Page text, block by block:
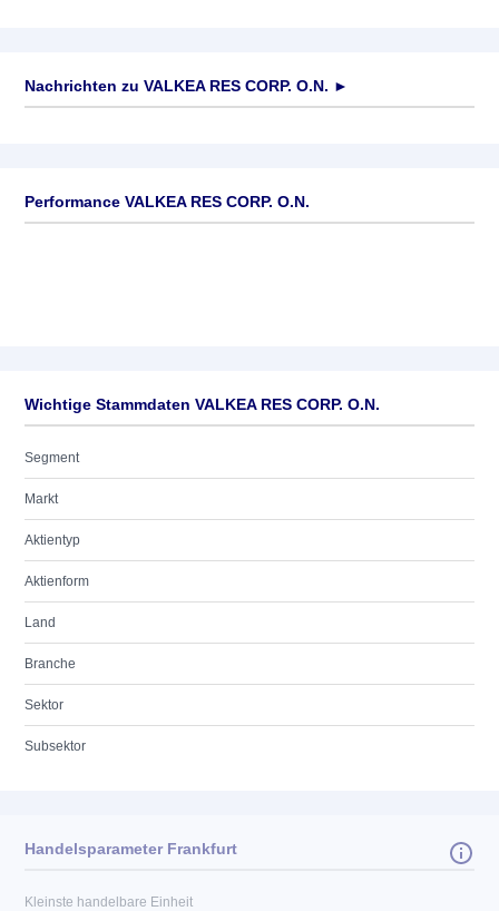
Nachrichten zu VALKEA RES CORP. O.N. ►
Performance VALKEA RES CORP. O.N.
Wichtige Stammdaten VALKEA RES CORP. O.N.
Segment
Markt
Aktientyp
Aktienform
Land
Branche
Sektor
Subsektor
Handelsparameter Frankfurt
Kleinste handelbare Einheit